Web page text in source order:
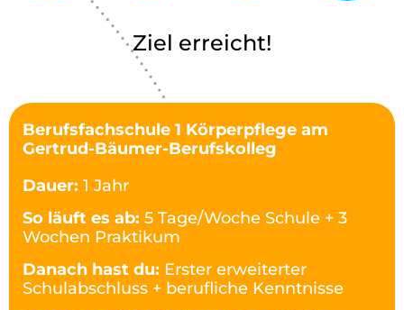
Ziel erreicht!
Berufsfachschule 1 Körperpflege am
Gertrud-Bäumer-Berufskolleg
Dauer: 1 Jahr
So läuft es ab: 5 Tage/Woche Schule + 3
Wochen Praktikum
Danach hast du: Erster erweiterter
Schulabschluss + berufliche Kenntnisse